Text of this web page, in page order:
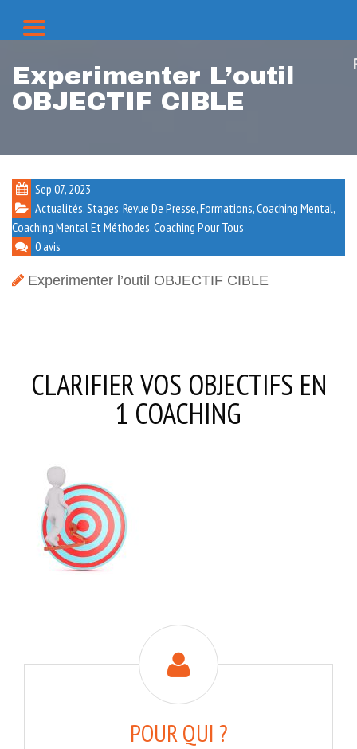
Experimenter L’outil
OBJECTIF CIBLE
Sep 07, 2023
Actualités, Stages, Revue De Presse, Formations,Coaching Mental,
Coaching Mental Et Méthodes,Coaching Pour Tous
0 avis
Experimenter l’outil OBJECTIF CIBLE
CLARIFIER VOS OBJECTIFS EN
1 COACHING
POUR QUI ?